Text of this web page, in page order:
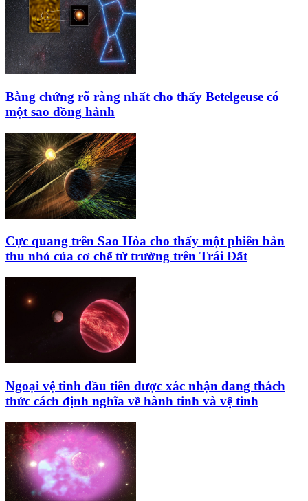
Bằng chứng rõ ràng nhất cho thấy Betelgeuse có
một sao đồng hành
Cực quang trên Sao Hỏa cho thấy một phiên bản
thu nhỏ của cơ chế từ trường trên Trái Đất
Ngoại vệ tinh đầu tiên được xác nhận đang thách
thức cách định nghĩa về hành tinh và vệ tinh